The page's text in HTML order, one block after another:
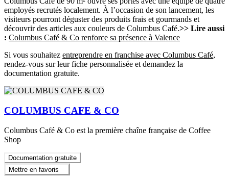
employés recrutés localement. À l’occasion de son lancement, les
visiteurs pourront déguster des produits frais et gourmands et
découvrir des articles aux couleurs de Columbus Café.>> Lire aussi
: Columbus Café & Co renforce sa présence à Valence
Si vous souhaitez entreprendre en franchise avec Columbus Café,
rendez-vous sur leur fiche personnalisée et demandez la
documentation gratuite.
COLUMBUS CAFE & CO
Columbus Café & Co est la première chaîne française de Coffee
Shop
Documentation gratuite
Mettre en favoris